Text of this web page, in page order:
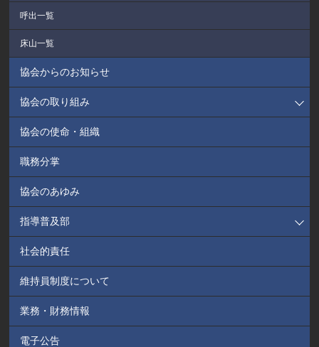
呼出一覧
床山一覧
協会からのお知らせ
協会の取り組み
協会の使命・組織
職務分掌
協会のあゆみ
指導普及部
社会的責任
維持員制度について
業務・財務情報
電子公告